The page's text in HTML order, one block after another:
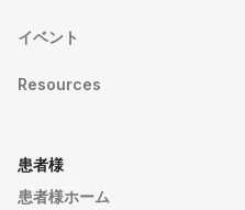
イベント
Resources
患者様
患者様ホーム